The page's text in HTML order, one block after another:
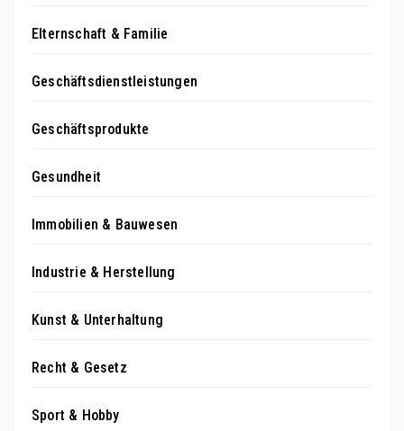
Elternschaft & Familie
Geschäftsdienstleistungen
Geschäftsprodukte
Gesundheit
Immobilien & Bauwesen
Industrie & Herstellung
Kunst & Unterhaltung
Recht & Gesetz
Sport & Hobby